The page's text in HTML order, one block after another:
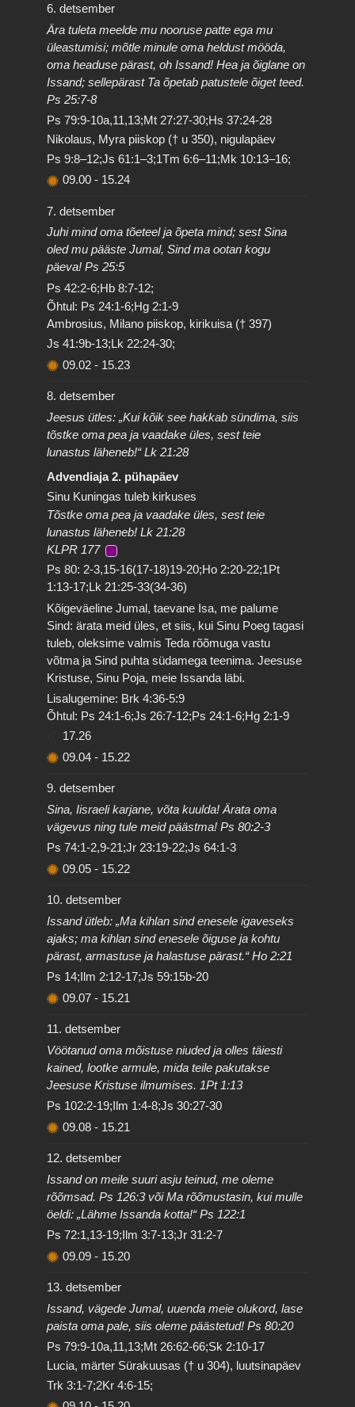
6. detsember
Ära tuleta meelde mu nooruse patte ega mu
üleastumisi; mõtle minule oma heldust mööda,
oma headuse pärast, oh Issand! Hea ja õiglane on
Issand; sellepärast Ta õpetab patustele õiget teed.
Ps 25:7-8
Ps 79:9-10a,11,13;Mt 27:27-30;Hs 37:24-28
Nikolaus, Myra piiskop († u 350), nigulapäev
Ps 9:8–12;Js 61:1–3;1Tm 6:6–11;Mk 10:13–16;
09.00 - 15.24
7. detsember
Juhi mind oma tõeteel ja õpeta mind; sest Sina
oled mu pääste Jumal, Sind ma ootan kogu
päeva! Ps 25:5
Ps 42:2-6;Hb 8:7-12;
Õhtul: Ps 24:1-6;Hg 2:1-9
Ambrosius, Milano piiskop, kirikuisa († 397)
Js 41:9b-13;Lk 22:24-30;
09.02 - 15.23
8. detsember
Jeesus ütles: „Kui kõik see hakkab sündima, siis
tõstke oma pea ja vaadake üles, sest teie
lunastus läheneb!“ Lk 21:28
Advendiaja 2. pühapäev
Sinu Kuningas tuleb kirkuses
Tõstke oma pea ja vaadake üles, sest teie
lunastus läheneb! Lk 21:28
KLPR 177
Ps 80: 2-3,15-16(17-18)19-20;Ho 2:20-22;1Pt
1:13-17;Lk 21:25-33(34-36)
Kõigeväeline Jumal, taevane Isa, me palume
Sind: ärata meid üles, et siis, kui Sinu Poeg tagasi
tuleb, oleksime valmis Teda rõõmuga vastu
võtma ja Sind puhta südamega teenima. Jeesuse
Kristuse, Sinu Poja, meie Issanda läbi.
Lisalugemine: Brk 4:36-5:9
Õhtul: Ps 24:1-6;Js 26:7-12;Ps 24:1-6;Hg 2:1-9
17.26
09.04 - 15.22
9. detsember
Sina, Iisraeli karjane, võta kuulda! Ärata oma
vägevus ning tule meid päästma! Ps 80:2-3
Ps 74:1-2,9-21;Jr 23:19-22;Js 64:1-3
09.05 - 15.22
10. detsember
Issand ütleb: „Ma kihlan sind enesele igaveseks
ajaks; ma kihlan sind enesele õiguse ja kohtu
pärast, armastuse ja halastuse pärast.“ Ho 2:21
Ps 14;Ilm 2:12-17;Js 59:15b-20
09.07 - 15.21
11. detsember
Vöötanud oma mõistuse niuded ja olles täiesti
kained, lootke armule, mida teile pakutakse
Jeesuse Kristuse ilmumises. 1Pt 1:13
Ps 102:2-19;Ilm 1:4-8;Js 30:27-30
09.08 - 15.21
12. detsember
Issand on meile suuri asju teinud, me oleme
rõõmsad. Ps 126:3 või Ma rõõmustasin, kui mulle
öeldi: „Lähme Issanda kotta!“ Ps 122:1
Ps 72:1,13-19;Ilm 3:7-13;Jr 31:2-7
09.09 - 15.20
13. detsember
Issand, vägede Jumal, uuenda meie olukord, lase
paista oma pale, siis oleme päästetud! Ps 80:20
Ps 79:9-10a,11,13;Mt 26:62-66;Sk 2:10-17
Lucia, märter Sürakuusas († u 304), luutsinapäev
Trk 3:1-7;2Kr 4:6-15;